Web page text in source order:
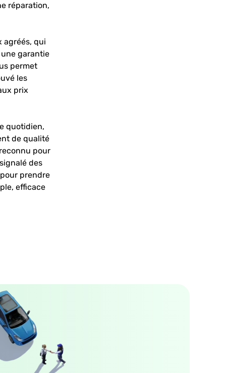
réparation,
agréés, qui
garantie
permet
les
prix
quotidien,
de qualité
pour
des
prendre
efficace